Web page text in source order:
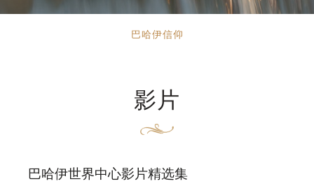
巴哈伊信仰
影片
巴哈伊世界中心影片精选集